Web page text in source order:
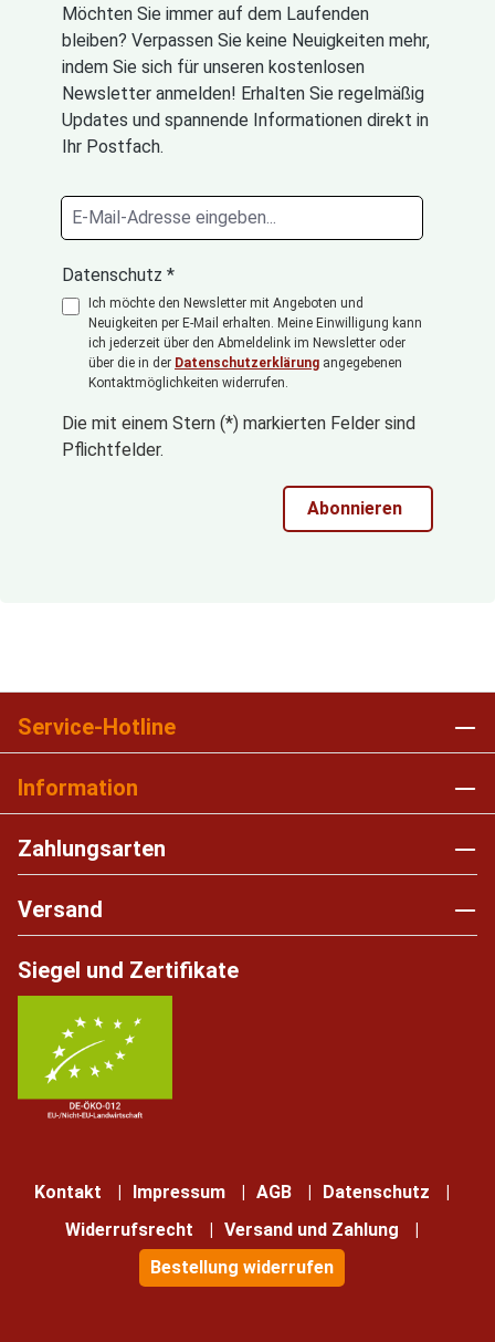
Möchten Sie immer auf dem Laufenden
bleiben? Verpassen Sie keine Neuigkeiten mehr,
indem Sie sich für unseren kostenlosen
Newsletter anmelden! Erhalten Sie regelmäßig
Updates und spannende Informationen direkt in
Ihr Postfach.
Datenschutz *
Ich möchte den Newsletter mit Angeboten und
Neuigkeiten per E-Mail erhalten. Meine Einwilligung kann
ich jederzeit über den Abmeldelink im Newsletter oder
über die in der Datenschutzerklärung angegebenen
Kontaktmöglichkeiten widerrufen.
Die mit einem Stern (*) markierten Felder sind
Pflichtfelder.
Abonnieren
Service-Hotline
Information
Zahlungsarten
Versand
Siegel und Zertifikate
Kontakt Impressum AGB
Datenschutz
Widerrufsrecht
Versand und Zahlung
Bestellung widerrufen